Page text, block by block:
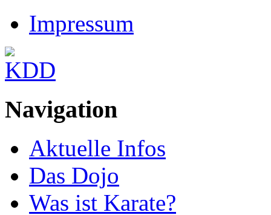
Impressum
Navigation
Aktuelle Infos
Das Dojo
Was ist Karate?